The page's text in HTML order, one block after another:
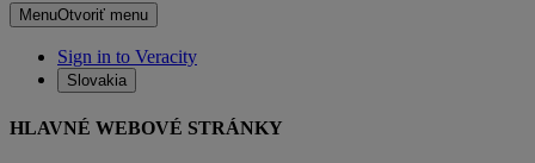
MenuOtvoriť menu
Sign in to Veracity
Slovakia
HLAVNÉ WEBOVÉ STRÁNKY